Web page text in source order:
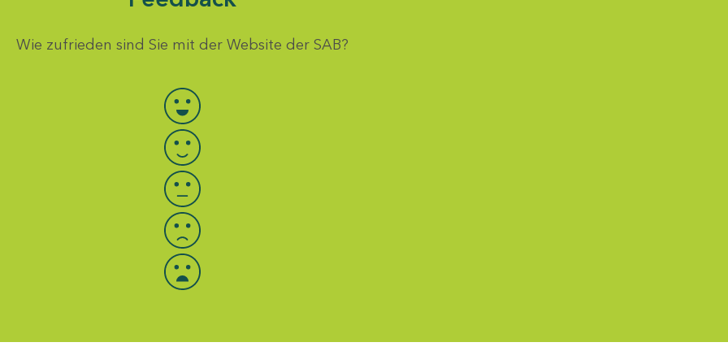
Wie zufrieden sind Sie mit der Website der SAB?
Bewertung auswählen